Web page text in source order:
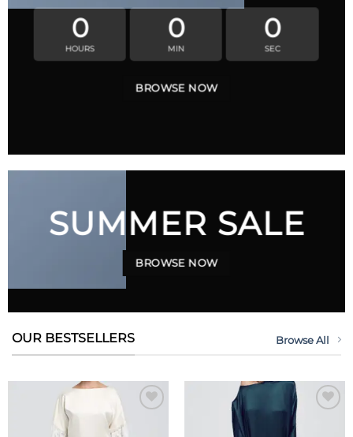
0
HOURS
0
MIN
0
SEC
BROWSE NOW
SUMMER SALE
BROWSE NOW
OUR BESTSELLERS Browse All